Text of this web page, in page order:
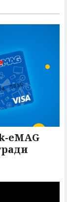
eMAG